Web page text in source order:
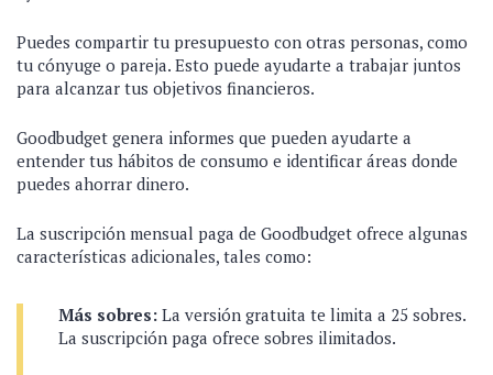
Puedes compartir tu presupuesto con otras personas, como
tu cónyuge o pareja. Esto puede ayudarte a trabajar juntos
para alcanzar tus objetivos financieros.
Goodbudget genera informes que pueden ayudarte a
entender tus hábitos de consumo e identificar áreas donde
puedes ahorrar dinero.
La suscripción mensual paga de Goodbudget ofrece algunas
características adicionales, tales como:
Más sobres: La versión gratuita te limita a 25 sobres.
La suscripción paga ofrece sobres ilimitados.